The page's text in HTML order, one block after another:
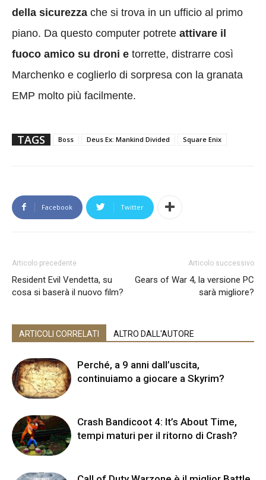
della sicurezza che si trova in un ufficio al primo
piano. Da questo computer potrete attivare il
fuoco amico su droni e torrette, distrarre così
Marchenko e coglierlo di sorpresa con la granata
EMP molto più facilmente.
TAGS Boss Deus Ex: Mankind Divided Square Enix
Facebook Twitter
Articolo precedente
Resident Evil Vendetta, su
cosa si baserà il nuovo film?
Articolo successivo
Gears of War 4, la versione PC
sarà migliore?
ARTICOLI CORRELATI ALTRO DALL'AUTORE
Perché, a 9 anni dall’uscita,
continuiamo a giocare a Skyrim?
Crash Bandicoot 4: It’s About Time,
tempi maturi per il ritorno di Crash?